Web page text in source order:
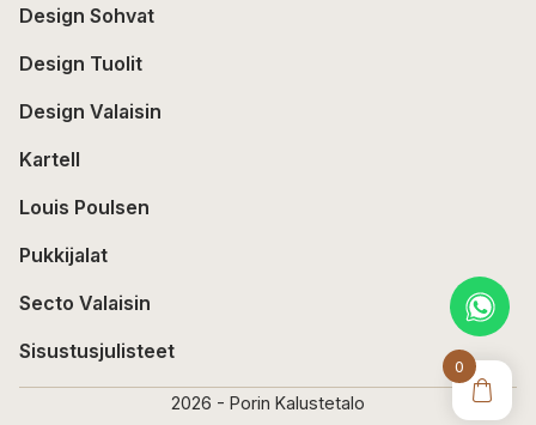
0
Design Sohvat
Design Tuolit
Design Valaisin
Kartell
Louis Poulsen
Pukkijalat
Secto Valaisin
Sisustusjulisteet
2026 - Porin Kalustetalo